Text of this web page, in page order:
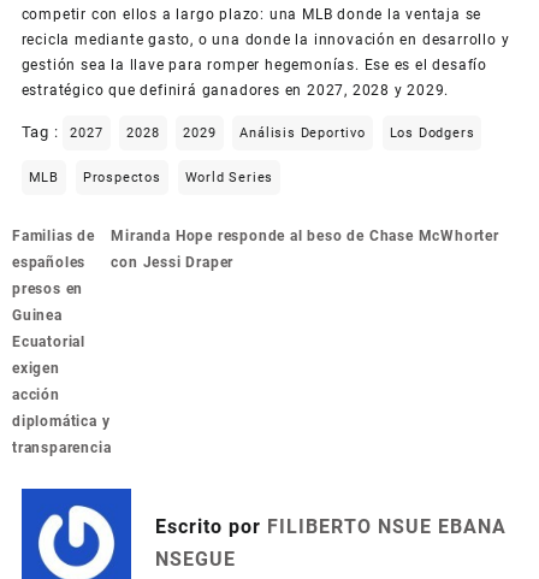
competir con ellos a largo plazo: una MLB donde la ventaja se
recicla mediante gasto, o una donde la innovación en desarrollo y
gestión sea la llave para romper hegemonías. Ese es el desafío
estratégico que definirá ganadores en 2027, 2028 y 2029.
Tag : 2027 2028 2029 Análisis Deportivo Los Dodgers
MLB Prospectos World Series
Navegación
de
entradas
Familias de
españoles
presos en
Guinea
Ecuatorial
exigen
acción
diplomática y
transparencia
Miranda Hope responde al beso de Chase McWhorter
con Jessi Draper
Escrito por FILIBERTO NSUE EBANA
NSEGUE